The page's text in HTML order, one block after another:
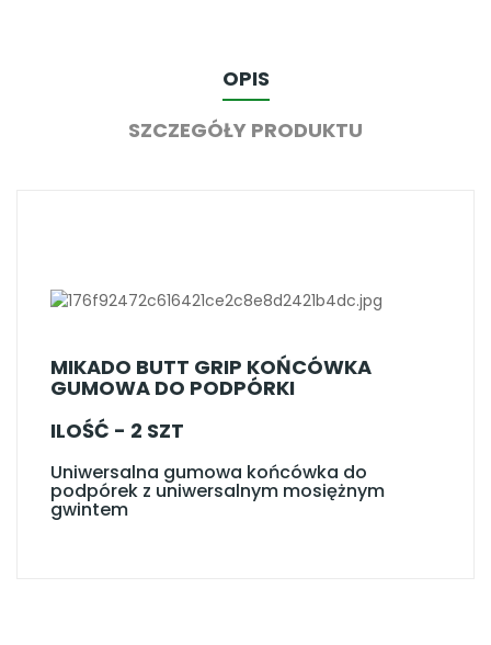
OPIS
SZCZEGÓŁY PRODUKTU
MIKADO BUTT GRIP KOŃCÓWKA
GUMOWA DO PODPÓRKI
ILOŚĆ - 2 SZT
Uniwersalna gumowa końcówka do
podpórek z uniwersalnym mosiężnym
gwintem